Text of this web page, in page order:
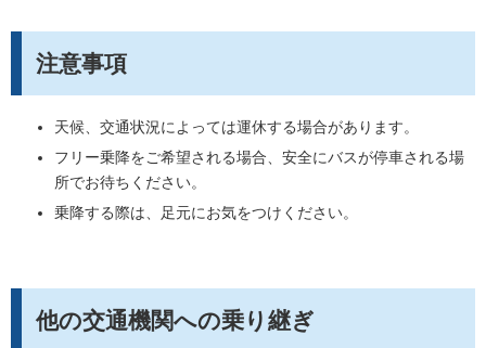
注意事項
天候、交通状況によっては運休する場合があります。
フリー乗降をご希望される場合、安全にバスが停車される場
所でお待ちください。
乗降する際は、足元にお気をつけください。
他の交通機関への乗り継ぎ